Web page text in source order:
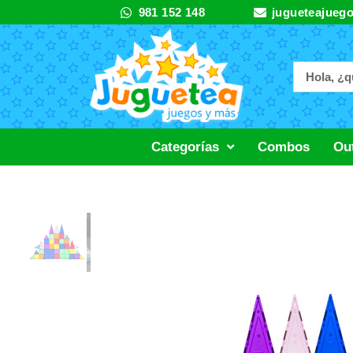
al
contenido
981 152 148
Categorías Combos